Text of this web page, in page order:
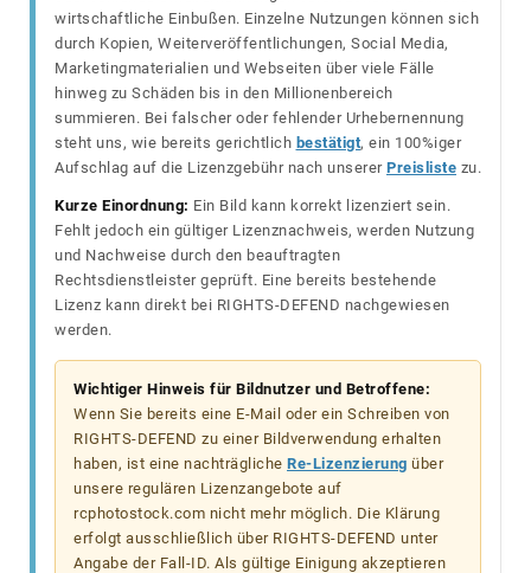
wirtschaftliche Einbußen. Einzelne Nutzungen können sich
durch Kopien, Weiterveröffentlichungen, Social Media,
Marketingmaterialien und Webseiten über viele Fälle
hinweg zu Schäden bis in den Millionenbereich
summieren. Bei falscher oder fehlender Urhebernennung
steht uns, wie bereits gerichtlich bestätigt, ein 100%iger
Aufschlag auf die Lizenzgebühr nach unserer Preisliste zu.
Kurze Einordnung: Ein Bild kann korrekt lizenziert sein.
Fehlt jedoch ein gültiger Lizenznachweis, werden Nutzung
und Nachweise durch den beauftragten
Rechtsdienstleister geprüft. Eine bereits bestehende
Lizenz kann direkt bei RIGHTS-DEFEND nachgewiesen
werden.
Wichtiger Hinweis für Bildnutzer und Betroffene:
Wenn Sie bereits eine E-Mail oder ein Schreiben von
RIGHTS-DEFEND zu einer Bildverwendung erhalten
haben, ist eine nachträgliche Re-Lizenzierung über
unsere regulären Lizenzangebote auf
rcphotostock.com nicht mehr möglich. Die Klärung
erfolgt ausschließlich über RIGHTS-DEFEND unter
Angabe der Fall-ID. Als gültige Einigung akzeptieren